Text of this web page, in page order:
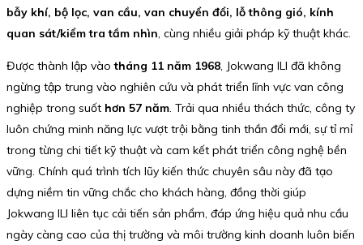
bẫy khí, bộ lọc, van cầu, van chuyển đổi, lỗ thông gió, kính
quan sát/kiểm tra tầm nhìn, cùng nhiều giải pháp kỹ thuật khác.
Được thành lập vàotháng 11 năm 1968, Jokwang ILI đã không
ngừng tập trung vào nghiên cứu và phát triển lĩnh vực van công
nghiệp trong suốt hơn 57 năm. Trải qua nhiều thách thức, công ty
luôn chứng minh năng lực vượt trội bằng tinh thần đổi mới, sự tỉ mỉ
trong từng chi tiết kỹ thuật và cam kết phát triển công nghệ bền
vững. Chính quá trình tích lũy kiến thức chuyên sâu này đã tạo
dựng niềm tin vững chắc cho khách hàng, đồng thời giúp
Jokwang ILI liên tục cải tiến sản phẩm, đáp ứng hiệu quả nhu cầu
ngày càng cao của thị trường và môi trường kinh doanh luôn biến